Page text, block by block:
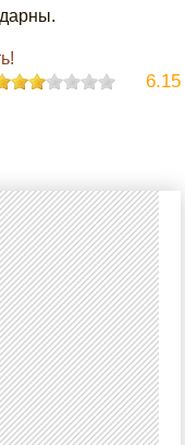
6.15